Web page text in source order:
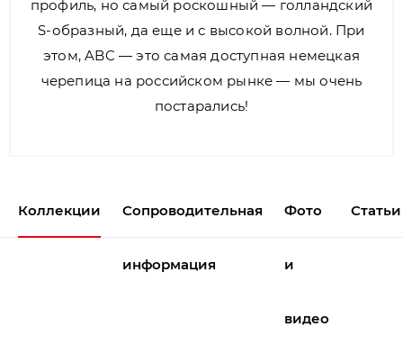
профиль, но самый роскошный — голландский
S-образный, да еще и с высокой волной. При
этом, ABC — это самая доступная немецкая
черепица на российском рынке — мы очень
постарались!
Коллекции Сопроводительная
информация
Фото
и
видео
Статьи